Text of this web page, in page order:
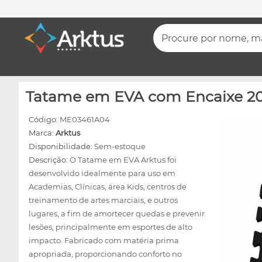
Procure por nome,
Tatame em EVA com Encaixe
Código: ME03461A04
Marca: Arktus
Disponibilidade: Sem-estoque
Descrição: O Tatame em EVA Arktus foi
desenvolvido idealmente para uso em
Academias, Clínicas, área Kids, centros de
treinamento de artes marciais, e outros
lugares, a fim de amortecer quedas e prevenir
lesões, principalmente em esportes de alto
impacto. Fabricado com matéria prima
apropriada, proporcionando conforto no